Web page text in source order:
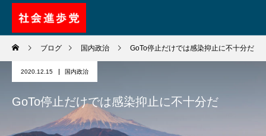
ブログ 国内政治 GoTo停止だけでは感染抑止に不十分だ
2020.12.15 国内政治
GoTo停止だけでは感染抑止に不十分だ